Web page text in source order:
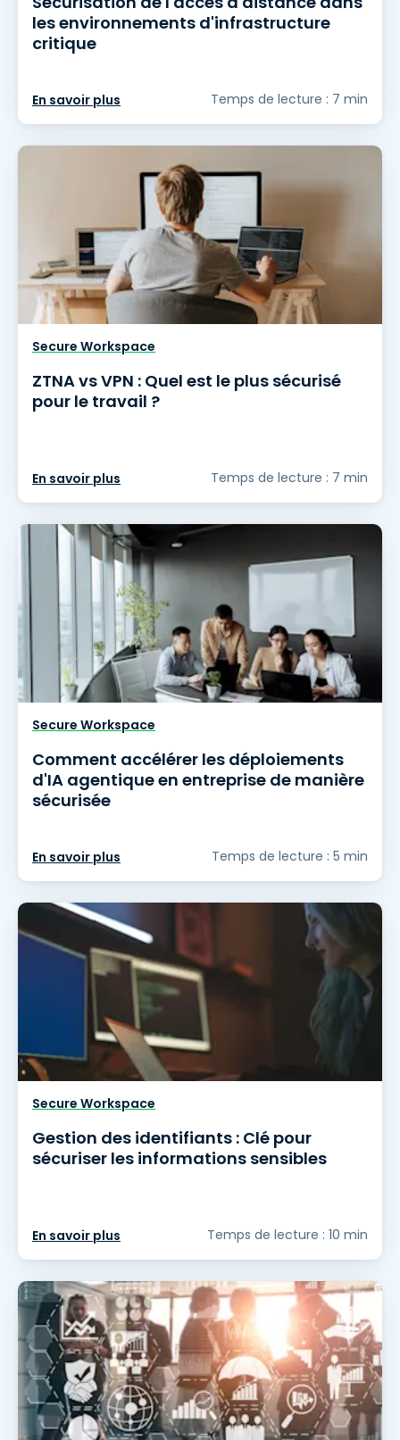
les environnements d'infrastructure
critique
En savoir plus Temps de lecture : 7 min
Secure Workspace
ZTNA vs VPN : Quel est le plus sécurisé
pour le travail ?
En savoir plus Temps de lecture : 7 min
Secure Workspace
Comment accélérer les déploiements
d'IA agentique en entreprise de manière
sécurisée
En savoir plus Temps de lecture : 5 min
Secure Workspace
Gestion des identifiants : Clé pour
sécuriser les informations sensibles
En savoir plus Temps de lecture : 10 min